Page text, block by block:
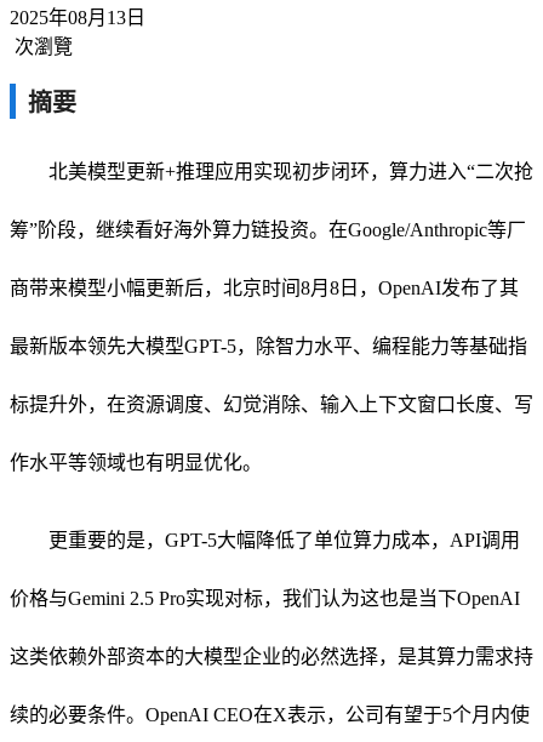
2025年08月13日
次瀏覽
摘要
北美模型更新+推理应用实现初步闭环，算力进入“二次抢
筹”阶段，继续看好海外算力链投资。在Google/Anthropic等厂
商带来模型小幅更新后，北京时间8月8日，OpenAI发布了其
最新版本领先大模型GPT-5，除智力水平、编程能力等基础指
标提升外，在资源调度、幻觉消除、输入上下文窗口长度、写
作水平等领域也有明显优化。
更重要的是，GPT-5大幅降低了单位算力成本，API调用
价格与Gemini 2.5 Pro实现对标，我们认为这也是当下OpenAI
这类依赖外部资本的大模型企业的必然选择，是其算力需求持
续的必要条件。OpenAI CEO在X表示，公司有望于5个月内使